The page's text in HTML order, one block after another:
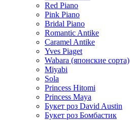
Red Piano
Pink Piano
Bridal Piano
Romantic Antike
Caramel Antike
Yves Piaget
Wabara (японские сорта)
Miyabi
Sola
Princess Hitomi
Princess Maya
Букет роз David Austin
Букет роз Бомбастик